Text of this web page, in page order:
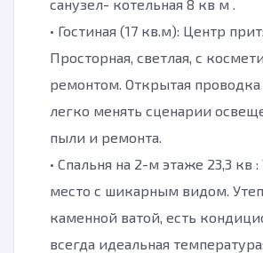
санузел- котельная 8 кв м .
• Гостиная (17 кв.м): Центр
Просторная, светлая, с
ремонтом. Открытая проводка
легко менять сценарии
пыли и ремонта.
• Спальня на 2-м этаже 23,3 кв
место с шикарным видом.
каменной ватой, есть
всегда идеальная